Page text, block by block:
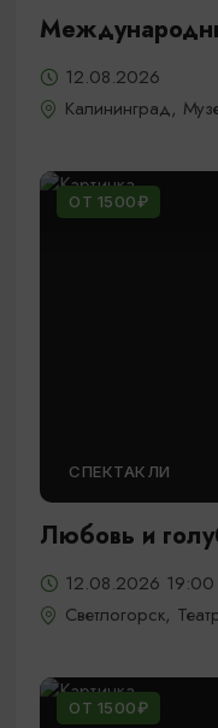
12.08.2026
Калининград,
ОТ 1500₽
СПЕКТАКЛИ
Любовь и
12.08.2026 19:00
Светлогорск,
ОТ 1500₽